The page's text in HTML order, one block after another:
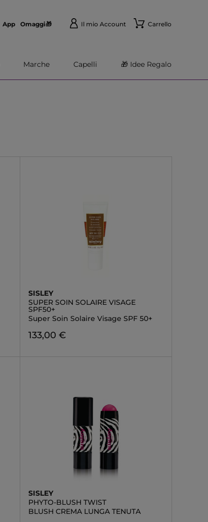
App Omaggi🎁 Il mio Account Carrello
Marche Capelli 🎁 Idee Regalo
SISLEY
SUPER SOIN SOLAIRE VISAGE
SPF50+
Super Soin Solaire Visage SPF 50+
133,00 €
SISLEY
PHYTO-BLUSH TWIST
BLUSH CREMA LUNGA TENUTA